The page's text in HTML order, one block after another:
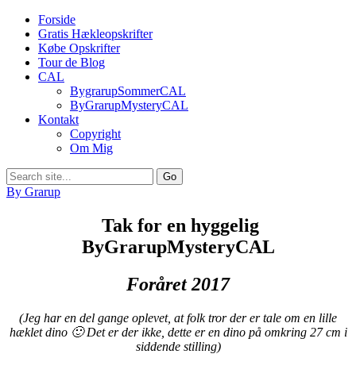
Forside
Gratis Hækleopskrifter
Købe Opskrifter
Tour de Blog
CAL
BygrarupSommerCAL
ByGrarupMysteryCAL
Kontakt
Copyright
Om Mig
By Grarup
Tak for en hyggelig
ByGrarupMysteryCAL
Foråret 2017
(Jeg har en del gange oplevet, at folk tror der er tale om en lille
hæklet dino 🙂 Det er der ikke, dette er en dino på omkring 27 cm i
siddende stilling)